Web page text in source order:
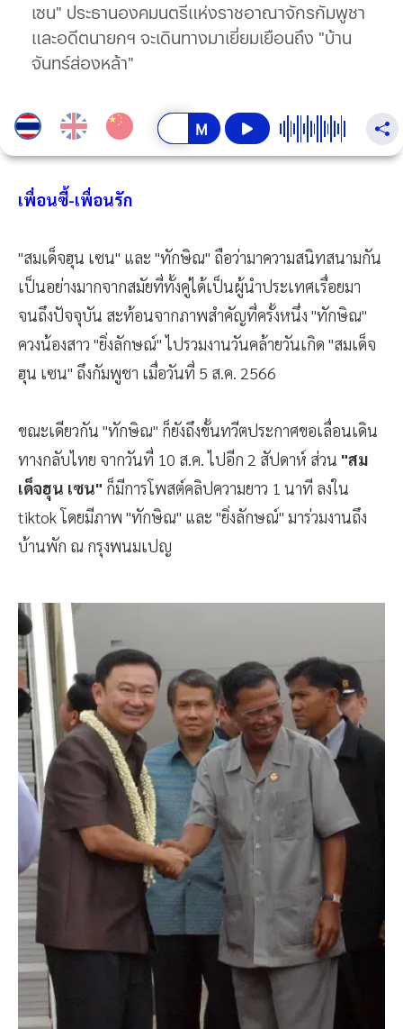
เซน" ประธานองคมนตรีแห่งราชอาณาจักรกัมพูชา
และอดีตนายกฯ จะเดินทางมาเยี่ยมเยือนถึง "บ้าน
จันทร์ส่องหล้า"
เพื่อนซี้-เพื่อนรัก
"สมเด็จฮุน เซน" และ "ทักษิณ" ถือว่ามาความสนิทสนามกัน
เป็นอย่างมากจากสมัยที่ทั้งคู่ได้เป็นผู้นำประเทศเรื่อยมา
จนถึงปัจจุบัน สะท้อนจากภาพสำคัญที่ครั้งหนึ่ง "ทักษิณ"
ควงน้องสาว "ยิ่งลักษณ์" ไปรวมงานวันคล้ายวันเกิด "สมเด็จ
ฮุน เซน" ถึงกัมพูชา เมื่อวันที่ 5 ส.ค. 2566
ขณะเดียวกัน "ทักษิณ" ก็ยังถึงขั้นทวีตประกาศขอเลื่อนเดิน
ทางกลับไทย จากวันที่ 10 ส.ค. ไปอีก 2 สัปดาห์ ส่วน "สม
เด็จฮุน เซน" ก็มีการโพสต์คลิปความยาว 1 นาที ลงใน
tiktok โดยมีภาพ "ทักษิณ" และ "ยิ่งลักษณ์" มาร่วมงานถึง
บ้านพัก ณ กรุงพนมเปญ